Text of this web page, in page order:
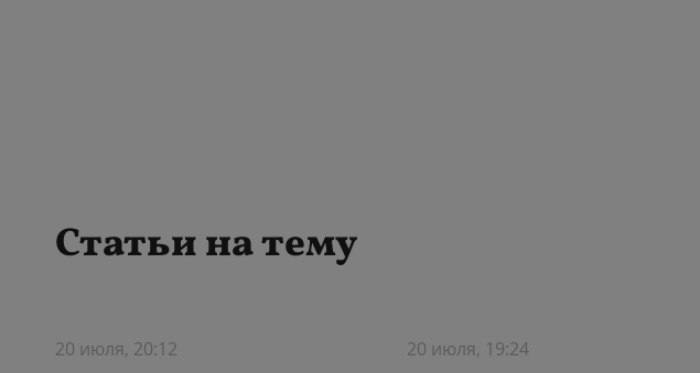
Статьи на тему
20 июля, 20:12 20 июля, 19:24